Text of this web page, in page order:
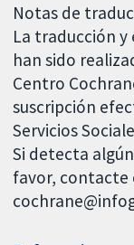
Notas de
La traducción y
han sido
Centro
suscripción
Servicios
Si detecta
favor, contacte